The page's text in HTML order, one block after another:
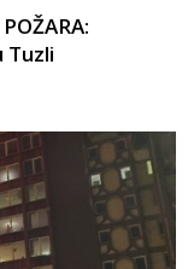
Tuzli